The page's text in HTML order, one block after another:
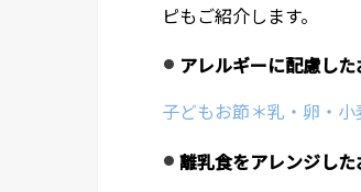
ピもご紹介します。
アレルギーに配慮した
子どもお節＊乳・卵・
離乳食をアレンジした